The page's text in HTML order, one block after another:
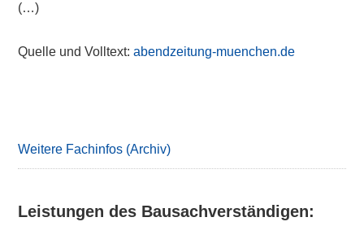
(…)
Quelle und Volltext:abendzeitung-muenchen.de
Weitere Fachinfos (Archiv)
Leistungen des Bausachverständigen: